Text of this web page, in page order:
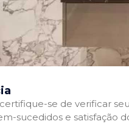
se de verificar
sucedidos e satisfação